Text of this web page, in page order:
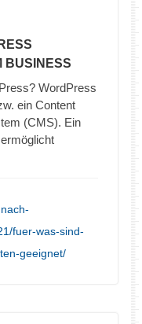
BUSINESS
WordPress
ein Content
(CMS). Ein
fuer-was-sind-
geeignet/